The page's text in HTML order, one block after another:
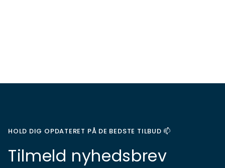
HOLD DIG OPDATERET PÅ DE BEDSTE TILBUD 📫
Tilmeld nyhedsbrev